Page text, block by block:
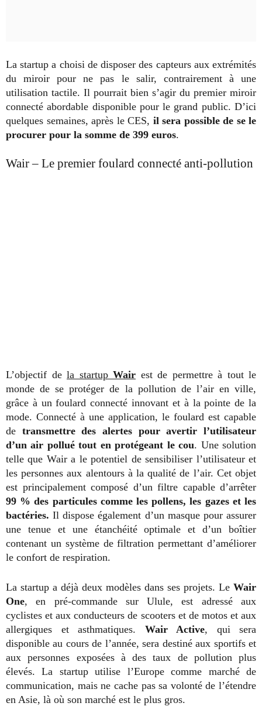
La startup a choisi de disposer des capteurs aux extrémités
du miroir pour ne pas le salir, contrairement à une
utilisation tactile. Il pourrait bien s’agir du premier miroir
connecté abordable disponible pour le grand public. D’ici
quelques semaines, après le CES, il sera possible de se le
procurer pour la somme de 399 euros.
Wair – Le premier foulard connecté anti-pollution
L’objectif de la startup Wair est de permettre à tout le
monde de se protéger de la pollution de l’air en ville,
grâce à un foulard connecté innovant et à la pointe de la
mode. Connecté à une application, le foulard est capable
de transmettre des alertes pour avertir l’utilisateur
d’un air pollué tout en protégeant le cou. Une solution
telle que Wair a le potentiel de sensibiliser l’utilisateur et
les personnes aux alentours à la qualité de l’air. Cet objet
est principalement composé d’un filtre capable d’arrêter
99 % des particules comme les pollens, les gazes et les
bactéries.Il dispose également d’un masque pour assurer
une tenue et une étanchéité optimale et d’un boîtier
contenant un système de filtration permettant d’améliorer
le confort de respiration.
La startup a déjà deux modèles dans ses projets. Le Wair
One, en pré-commande sur Ulule, est adressé aux
cyclistes et aux conducteurs de scooters et de motos et aux
allergiques et asthmatiques. Wair Active, qui sera
disponible au cours de l’année, sera destiné aux sportifs et
aux personnes exposées à des taux de pollution plus
élevés. La startup utilise l’Europe comme marché de
communication, mais ne cache pas sa volonté de l’étendre
en Asie, là où son marché est le plus gros.